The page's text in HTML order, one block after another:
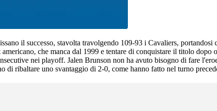
il successo, stavolta travolgendo 109-93 i Cavaliers,
che manca dal 1999 e tentare di conquistare il titolo
nei playoff. Jalen Brunson non ha avuto bisogno di fare
di ribaltare uno svantaggio di 2-0, come hanno fatto nel turno